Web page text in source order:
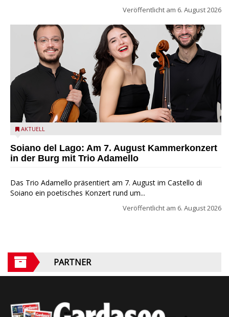
Veröffentlicht am 6. August 2026
Trio Adamello
AKTUELL
Soiano del Lago: Am 7. August Kammerkonzert
in der Burg mit Trio Adamello
Das Trio Adamello präsentiert am 7. August im Castello di
Soiano ein poetisches Konzert rund um...
Veröffentlicht am 6. August 2026
PARTNER